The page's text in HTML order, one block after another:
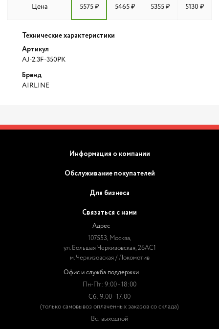
Цена 5575 ₽ 5465 ₽ 5355 ₽ 5130 ₽
Технические характеристики
Артикул
AJ-2.3F-350PK
Бренд
AIRLINE
Информация о компании
Обслуживание покупателей
Для бизнеса
Связаться с нами
Адрес
107553, Москва,
ул. Большая Черкизовская, 26АС1
м. Черкизовская / Локомотив
Офис и служба поддержки
Пн-Пт: 9:00 - 18:00
Сб: 9:00 - 17:00
(только самовывоз оплаченных заказов со склада)
Вс: выходной